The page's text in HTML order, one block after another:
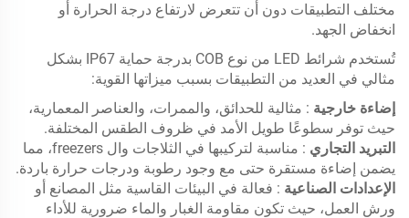
مختلف التطبيقات دون أن تتعرض لارتفاع درجة الحرارة أو
انخفاض الجهد.
تُستخدم شرائط LED من نوع COB بدرجة حماية IP67 بشكل
مثالي في العديد من التطبيقات بسبب ميزاتها القوية:
إضاءة خارجية : مثالية للحدائق، والممرات، والعناصر المعمارية،
حيث توفر سطوعًا طويل الأمد في ظروف الطقس المختلفة.
التبريد التجاري
: مناسبة لتركيبها في الثلاجات وال freezers، مما
يضمن إضاءة مستقرة حتى مع وجود رطوبة ودرجات حرارة باردة.
الإعدادات الصناعية : فعالة في البيئات القاسية مثل المصانع أو
ورش العمل، حيث تكون مقاومة الغبار والماء ضرورية للأداء